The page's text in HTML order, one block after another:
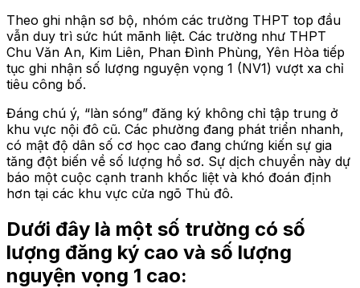
Theo ghi nhận sơ bộ, nhóm các trường THPT top đầu
vẫn duy trì sức hút mãnh liệt. Các trường như THPT
Chu Văn An, Kim Liên, Phan Đình Phùng, Yên Hòa tiếp
tục ghi nhận số lượng nguyện vọng 1 (NV1) vượt xa chỉ
tiêu công bố.
Đáng chú ý, “làn sóng” đăng ký không chỉ tập trung ở
khu vực nội đô cũ. Các phường đang phát triển nhanh,
có mật độ dân số cơ học cao đang chứng kiến sự gia
tăng đột biến về số lượng hồ sơ. Sự dịch chuyển này dự
báo một cuộc cạnh tranh khốc liệt và khó đoán định
hơn tại các khu vực cửa ngõ Thủ đô.
Dưới đây là một số trường có số
lượng đăng ký cao và số lượng
nguyện vọng 1 cao: